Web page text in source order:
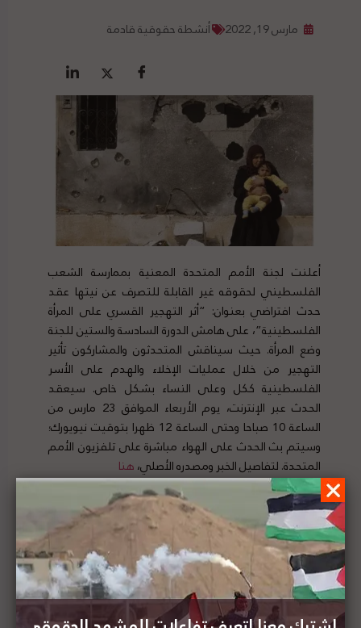
مارس 19, 2022 أنشطة حقوقية قادمة
أعلنت لجنة الأمم المتحدة المعنية بممارسة الشعب
الفلسطيني لحقوقه غير القابلة للتصرف عن نيتها عقد
حدث افتراضي بعنوان: “أثر التهجير القسري على المرأة
الفلسطينية”، على هامش الدورة السادسة والستين للجنة
وضع المرأة. حيث سيناقش المتحدثون والمشاركون تأثير
التهجير من خلال عمليات الإخلاء والهدم على الأسر
الفلسطينية ككل وعلى النساء بشكل خاص. سيعقد
الحدث عبر الإنترنت، يوم الأربعاء الموافق 23 مارس من
الساعة 10 صباحا وحتى الساعة 12 ظهرا بتوقيت نيويورك؛
وسيتم بث الحدث على الهواء مباشرة على تلفزيون الأمم
المتحدة.لتفاصيل الخبر ومصدره الأصلي،هنا
مسألة أولية لكنها ضرورية: انطباق مفهوم الفصل
العنصري على الأراضي المحتلة